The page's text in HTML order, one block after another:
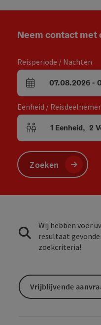
Neem contact met
Reisperiode / Nachten
Velden voor aankomst
07.08.2026-
Eenheid / Reisdeelnemer
Aantal eenheden en
1 Eenheid, 2
Zoeken
Wij hebben voor
resultaat
zoekcriteria!
Vrijblijvende